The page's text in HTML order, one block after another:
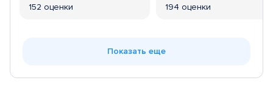
152 оценки 194 оценки
Показать еще